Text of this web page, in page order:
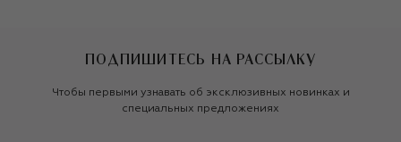
ПОДПИШИТЕСЬ НА РАССЫЛКУ
Чтобы первыми узнавать об эксклюзивных новинках и
специальных предложениях